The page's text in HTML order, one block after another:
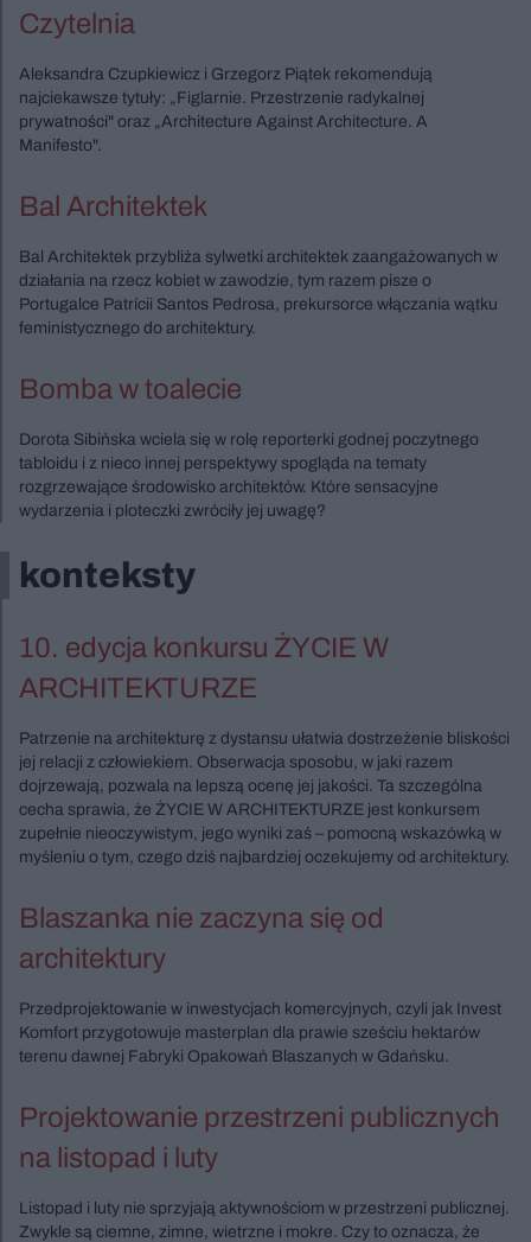
Czytelnia
Aleksandra Czupkiewicz i Grzegorz Piątek rekomendują
najciekawsze tytuły: „Figlarnie. Przestrzenie radykalnej
prywatności" oraz „Architecture Against Architecture. A
Manifesto".
Bal Architektek
Bal Architektek przybliża sylwetki architektek zaangażowanych w
działania na rzecz kobiet w zawodzie, tym razem pisze o
Portugalce Patrícii Santos Pedrosa, prekursorce włączania wątku
feministycznego do architektury.
Bomba w toalecie
Dorota Sibińska wciela się w rolę reporterki godnej poczytnego
tabloidu i z nieco innej perspektywy spogląda na tematy
rozgrzewające środowisko architektów. Które sensacyjne
wydarzenia i ploteczki zwróciły jej uwagę?
konteksty
10. edycja konkursu ŻYCIE W
ARCHITEKTURZE
Patrzenie na architekturę z dystansu ułatwia dostrzeżenie bliskości
jej relacji z człowiekiem. Obserwacja sposobu, w jaki razem
dojrzewają, pozwala na lepszą ocenę jej jakości. Ta szczególna
cecha sprawia, że ŻYCIE W ARCHITEKTURZE jest konkursem
zupełnie nieoczywistym, jego wyniki zaś – pomocną wskazówką w
myśleniu o tym, czego dziś najbardziej oczekujemy od architektury.
Blaszanka nie zaczyna się od
architektury
Przedprojektowanie w inwestycjach komercyjnych, czyli jak Invest
Komfort przygotowuje masterplan dla prawie sześciu hektarów
terenu dawnej Fabryki Opakowań Blaszanych w Gdańsku.
Projektowanie przestrzeni publicznych
na listopad i luty
Listopad i luty nie sprzyjają aktywnościom w przestrzeni publicznej.
Zwykle są ciemne, zimne, wietrzne i mokre. Czy to oznacza, że